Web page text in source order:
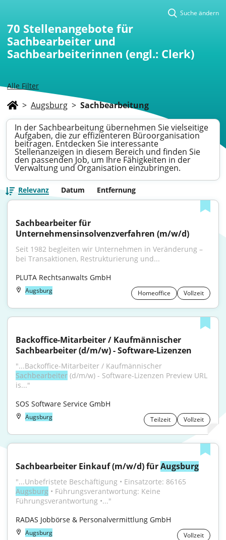
Alle Filter
Suche ändern
70 Stellenangebote für
Sachbearbeiter und
Sachbearbeiterinnen (engl.: Clerk)
> Augsburg > Sachbearbeitung
In der Sachbearbeitung übernehmen Sie vielseitige
Aufgaben, die zur effizienteren Büroorganisation
beitragen. Entdecken Sie interessante
Stellenanzeigen in diesem Bereich und finden Sie
den passenden Job, um Ihre Fähigkeiten in der
Verwaltung und Organisation einzubringen.
Relevanz Datum Entfernung
Sachbearbeiter für
Unternehmensinsolvenzverfahren (m/w/d)
Seit 1982 begleiten wir Unternehmen in Veränderung –
bei Transaktionen, Restrukturierung und...
PLUTA Rechtsanwalts GmbH
Augsburg Homeoffice Vollzeit
Backoffice-Mitarbeiter / Kaufmännischer
Sachbearbeiter (d/m/w) - Software-Lizenzen
Sachbearbeiter (d/m/w) - Software-Lizenzen Preview URL
is..."
SOS Software Service GmbH
Augsburg Teilzeit Vollzeit
Sachbearbeiter Einkauf (m/w/d) für Augsburg
Augsburg • Führungsverantwortung: Keine
Führungsverantwortung •..."
RADAS Jobbörse & Personalvermittlung GmbH
Augsburg Vollzeit